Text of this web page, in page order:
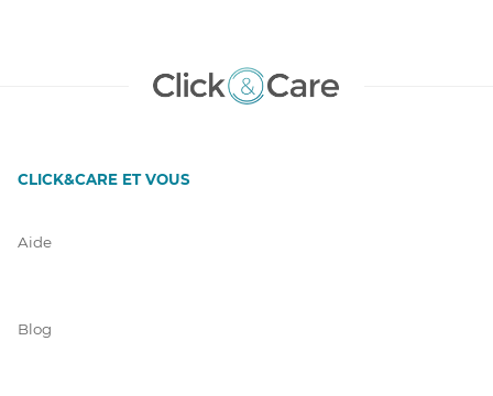
CLICK&CARE ET VOUS
Aide
Blog